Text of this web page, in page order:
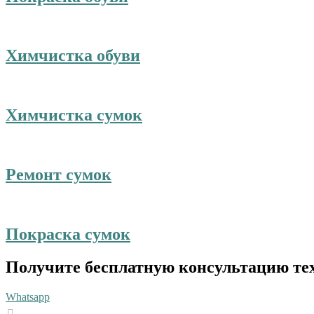
Химчистка обуви
Химчистка сумок
Ремонт сумок
Покраска сумок
Получите бесплатную консультацию
Whatsapp